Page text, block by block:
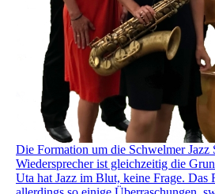
Die Formation um die Schwelmer Jazz
Wiedersprecher ist gleichzeitig die
Uta hat Jazz im Blut, keine Frage. Das